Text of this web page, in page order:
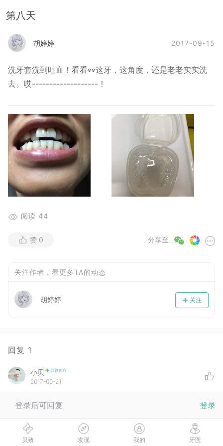
第八天
胡婷婷 2017-09-15
洗牙套洗到吐血！看看👀这牙，这角度，还是老老实实洗
去。哎-------------------！
阅读 44
分享至
赞 0
关注作者，看更多TA的动态
关注
胡婷婷
回复 1
小贝
2017-09-21
登录后可回复 登录
贝致 发现 我的 牙医